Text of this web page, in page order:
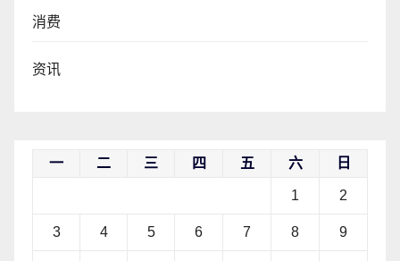
消费
资讯
一 二 三 四 五 六 日
1 2
3 4 5 6 7 8 9